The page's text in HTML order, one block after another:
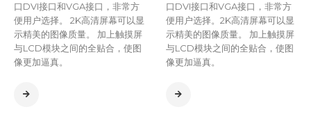
口DVI接口和VGA接口，非常方
便用户选择。 2K高清屏幕可以显
示精美的图像质量。 加上触摸屏
与LCD模块之间的全贴合，使图
像更加逼真。
口DVI接口和VGA接口，非常方
便用户选择。2K高清屏幕可以显
示精美的图像质量。 加上触摸屏
与LCD模块之间的全贴合，使图
像更加逼真。